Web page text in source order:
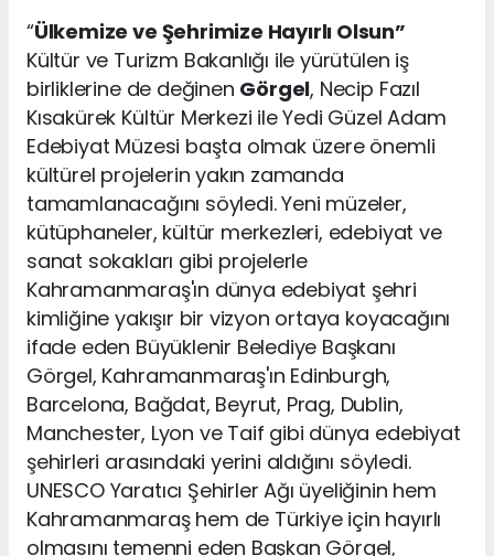
“Ülkemize ve Şehrimize Hayırlı Olsun”
Kültür ve Turizm Bakanlığı ile yürütülen iş
birliklerine de değinen Görgel, Necip Fazıl
Kısakürek Kültür Merkezi ile Yedi Güzel Adam
Edebiyat Müzesi başta olmak üzere önemli
kültürel projelerin yakın zamanda
tamamlanacağını söyledi. Yeni müzeler,
kütüphaneler, kültür merkezleri, edebiyat ve
sanat sokakları gibi projelerle
Kahramanmaraş'ın dünya edebiyat şehri
kimliğine yakışır bir vizyon ortaya koyacağını
ifade eden Büyüklenir Belediye Başkanı
Görgel, Kahramanmaraş'ın Edinburgh,
Barcelona, Bağdat, Beyrut, Prag, Dublin,
Manchester, Lyon ve Taif gibi dünya edebiyat
şehirleri arasındaki yerini aldığını söyledi.
UNESCO Yaratıcı Şehirler Ağı üyeliğinin hem
Kahramanmaraş hem de Türkiye için hayırlı
olmasını temenni eden Başkan Görgel,